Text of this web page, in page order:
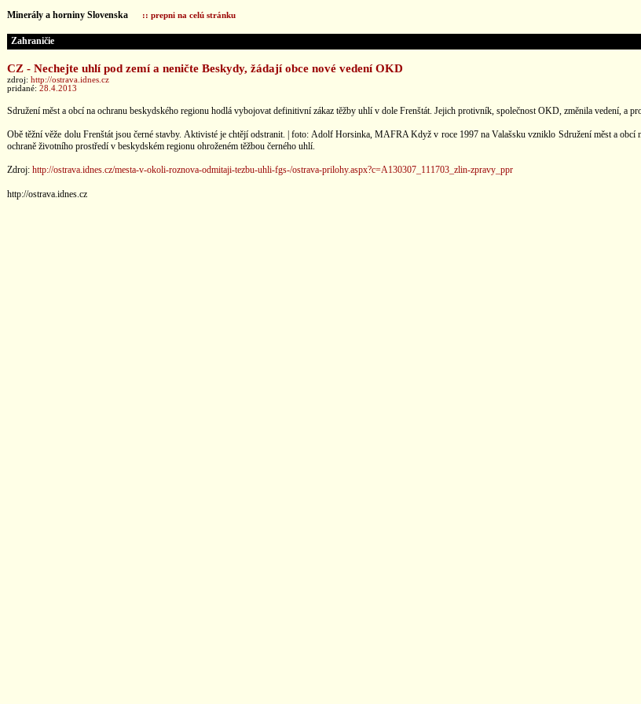
Minerály a horniny Slovenska :: prepni na celú stránku
Zahraničie
CZ - Nechejte uhlí pod zemí a neničte Beskydy, žádají obce nové vedení OKD
zdroj: http://ostrava.idnes.cz
pridané: 28.4.2013
Sdružení měst a obcí na ochranu beskydského regionu hodlá vybojovat definitivní zákaz těžby uhlí v dole Frenštát. Jejich protivník, společnost OKD, změnila vedení, a
Obě těžní věže dolu Frenštát jsou černé stavby. Aktivisté je chtějí odstranit. | foto: Adolf Horsinka, MAFRA Když v roce 1997 na Valašsku vzniklo Sdružení měst a
ochraně životního prostředí v beskydském regionu ohroženém těžbou černého uhlí.
Zdroj: http://ostrava.idnes.cz/mesta-v-okoli-roznova-odmitaji-tezbu-uhli-fgs-/ostrava-prilohy.aspx?c=A130307_111703_zlin-zpravy_ppr
http://ostrava.idnes.cz